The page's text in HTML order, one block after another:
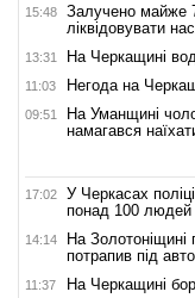
15:48
Залучено майже
ліквідовувати
13:31 На Черкащині
11:03 Негода на
09:51
На Уманщині
намагався
17:02
У Черкасах
понад 100 людей
14:14
На Золотоніщині
потрапив під авто
11:37
На Черкащині